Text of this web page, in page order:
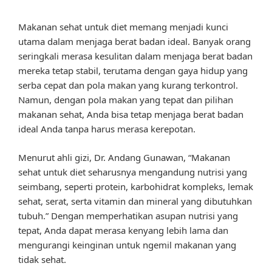
Makanan sehat untuk diet memang menjadi kunci
utama dalam menjaga berat badan ideal. Banyak orang
seringkali merasa kesulitan dalam menjaga berat badan
mereka tetap stabil, terutama dengan gaya hidup yang
serba cepat dan pola makan yang kurang terkontrol.
Namun, dengan pola makan yang tepat dan pilihan
makanan sehat, Anda bisa tetap menjaga berat badan
ideal Anda tanpa harus merasa kerepotan.
Menurut ahli gizi, Dr. Andang Gunawan, “Makanan
sehat untuk diet seharusnya mengandung nutrisi yang
seimbang, seperti protein, karbohidrat kompleks, lemak
sehat, serat, serta vitamin dan mineral yang dibutuhkan
tubuh.” Dengan memperhatikan asupan nutrisi yang
tepat, Anda dapat merasa kenyang lebih lama dan
mengurangi keinginan untuk ngemil makanan yang
tidak sehat.